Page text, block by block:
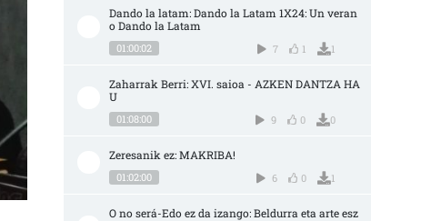
Dando la latam: Dando la Latam 1X24: Un veran
o Dando la Latam
01:00:02 7 1 1
Zaharrak Berri: XVI. saioa - AZKEN DANTZA HA
U
01:08:00 9 0 0
Zeresanik ez: MAKRIBA!
01:02:00 6 0 1
O no será-Edo ez da izango: Beldurra eta arte esz